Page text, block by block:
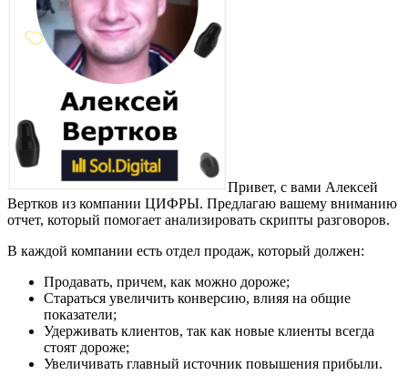
Привет, с вами Алексей
Вертков из компании ЦИФРЫ. Предлагаю вашему вниманию
отчет, который помогает анализировать скрипты разговоров.
В каждой компании есть отдел продаж, который должен:
Продавать, причем, как можно дороже;
Стараться увеличить конверсию, влияя на общие
показатели;
Удерживать клиентов, так как новые клиенты всегда
стоят дороже;
Увеличивать главный источник повышения прибыли.